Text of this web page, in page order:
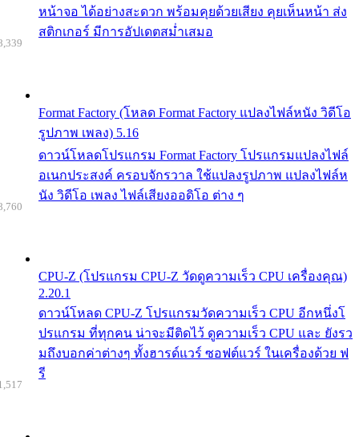
หน้าจอ ได้อย่างสะดวก พร้อมคุยด้วยเสียง คุยเห็นหน้า ส่ง
สติกเกอร์ มีการอัปเดตสม่ำเสมอ
Format Factory (โหลด Format Factory แปลงไฟล์หนัง วิดีโอ
รูปภาพ เพลง) 5.16
ดาวน์โหลดโปรแกรม Format Factory โปรแกรมแปลงไฟล์
อเนกประสงค์ ครอบจักรวาล ใช้แปลงรูปภาพ แปลงไฟล์ห
นัง วิดีโอ เพลง ไฟล์เสียงออดิโอ ต่าง ๆ
CPU-Z (โปรแกรม CPU-Z วัดดูความเร็ว CPU เครื่องคุณ)
2.20.1
ดาวน์โหลด CPU-Z โปรแกรมวัดความเร็ว CPU อีกหนึ่งโ
ปรแกรม ที่ทุกคน น่าจะมีติดไว้ ดูความเร็ว CPU และ ยังรว
มถึงบอกค่าต่างๆ ทั้งฮารด์แวร์ ซอฟต์แวร์ ในเครื่องด้วย ฟ
รี